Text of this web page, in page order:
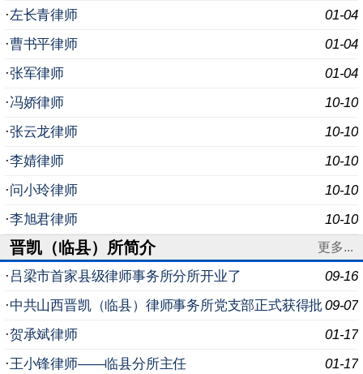
01-04
·左长青律师
01-04
·曹书平律师
01-04
·张军律师
10-10
·冯娇律师
10-10
·张云龙律师
10-10
·李婧律师
10-10
·问小玲律师
10-10
·李旭君律师
晋凯（临县）所简介 更多...
09-16
· 吕梁市首家县级律师事务所分所开业了
09-07
·中共山西晋凯（临县）律师事务所党支部正式获得批
复
01-17
·贺承斌律师
01-17
·王小锋律师——临县分所主任